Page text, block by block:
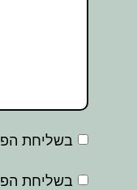
בשליחת
בשליחת